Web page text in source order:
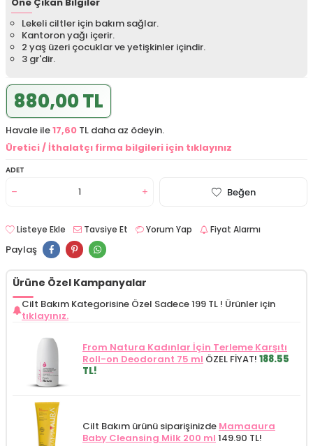
Lekeli ciltler için bakım sağlar.
Kantoron yağı içerir.
2 yaş üzeri çocuklar ve yetişkinler içindir.
3 gr'dir.
880,00 TL
Havale ile17,60 TL daha az ödeyin.
Üretici / İthalatçı firma bilgileri için tıklayınız
ADET
Beğen
Listeye Ekle Tavsiye Et Yorum Yap Fiyat Alarmı
Paylaş
Ürüne Özel Kampanyalar
Cilt Bakım Kategorisine Özel Sadece 199 TL ! Ürünler için
tıklayınız.
From Natura Kadınlar İçin Terleme Karşıtı
Roll-on Deodorant 75 ml ÖZEL FİYAT! 188.55
TL!
Cilt Bakım ürünü siparişinizde Mamaaura
Baby Cleansing Milk 200 ml 149.90 TL!